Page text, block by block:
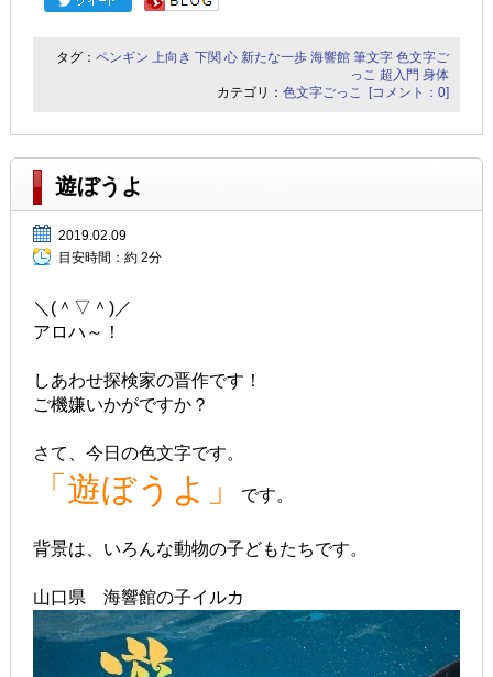
タグ：ペンギン 上向き 下関 心 新たな一歩 海響館 筆文字 色文字ご
っこ 超入門 身体
カテゴリ：色文字ごっこ [コメント：0]
遊ぼうよ
2019.02.09
目安時間： 約 2分
＼(＾▽＾)／
アロハ～！
しあわせ探検家の晋作です！
ご機嫌いかがですか？
さて、今日の色文字です。
「遊ぼうよ」 です。
背景は、いろんな動物の子どもたちです。
山口県 海響館の子イルカ